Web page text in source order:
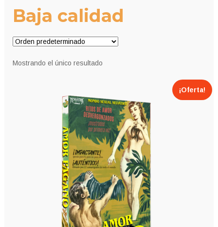
Baja calidad
Mostrando el único resultado
¡Oferta!